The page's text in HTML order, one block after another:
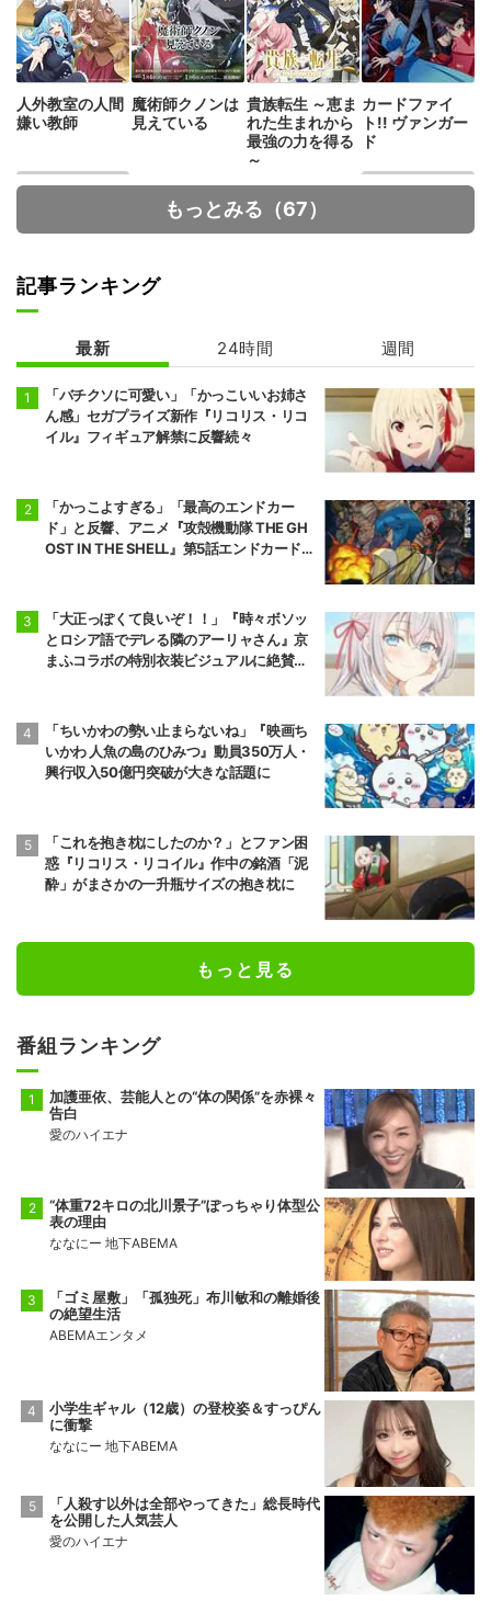
人外教室の人間
嫌い教師
魔術師クノンは
見えている
貴族転生 ～恵ま
れた生まれから
最強の力を得る
～
カードファイ
ト!! ヴァンガー
ド
真夜中ハートチ
ューン
地獄楽 第2期
もっとみる（67）
記事ランキング
最新 24時間 週間
「バチクソに可愛い」「かっこいいお姉さ
ん感」セガプライズ新作『リコリス・リコ
イル』フィギュア解禁に反響続々
「かっこよすぎる」「最高のエンドカー
ド」と反響、アニメ『攻殻機動隊 THE GH
OST IN THE SHELL』第5話エンドカード公
「大正っぽくて良いぞ！！」『時々ボソッ
とロシア語でデレる隣のアーリャさん』京
まふコラボの特別衣装ビジュアルに絶賛の
「ちいかわの勢い止まらないね」『映画ち
いかわ 人魚の島のひみつ』動員350万人・
興行収入50億円突破が大きな話題に
「これを抱き枕にしたのか？」とファン困
惑『リコリス・リコイル』作中の銘酒「泥
酔」がまさかの一升瓶サイズの抱き枕に
もっと見る
番組ランキング
加護亜依、芸能人との“体の関係”を赤裸々
告白
愛のハイエナ
“体重72キロの北川景子”ぽっちゃり体型公
表の理由
ななにー 地下ABEMA
「ゴミ屋敷」「孤独死」布川敏和の離婚後
の絶望生活
ABEMAエンタメ
小学生ギャル（12歳）の登校姿＆すっぴん
に衝撃
ななにー 地下ABEMA
「人殺す以外は全部やってきた」総長時代
を公開した人気芸人
愛のハイエナ